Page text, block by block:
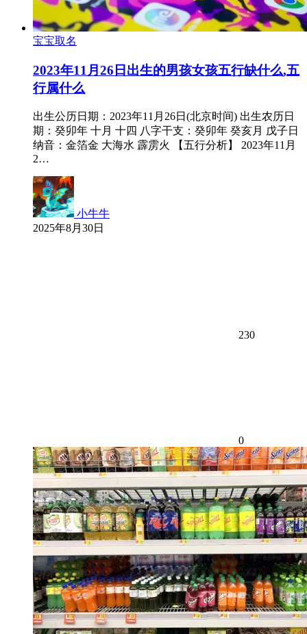
宝宝取名
2023年11月26日出生的男孩女孩五行缺什么,五
行属什么
出生公历日期：2023年11月26日(北京时间) 出生农历日
期：癸卯年 十月 十四 八字干支：癸卯年 癸亥月 戊子日
纳音：金箔金 大海水 霹雳火 【五行分析】 2023年11月
2…
小牛牛
2025年8月30日
230
0